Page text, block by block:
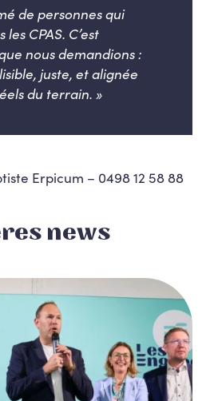
de personnes qui
CPAS. C’est
nous demandions :
juste, et alignée
du terrain. »
Erpicum – 0498 12 58 88
news